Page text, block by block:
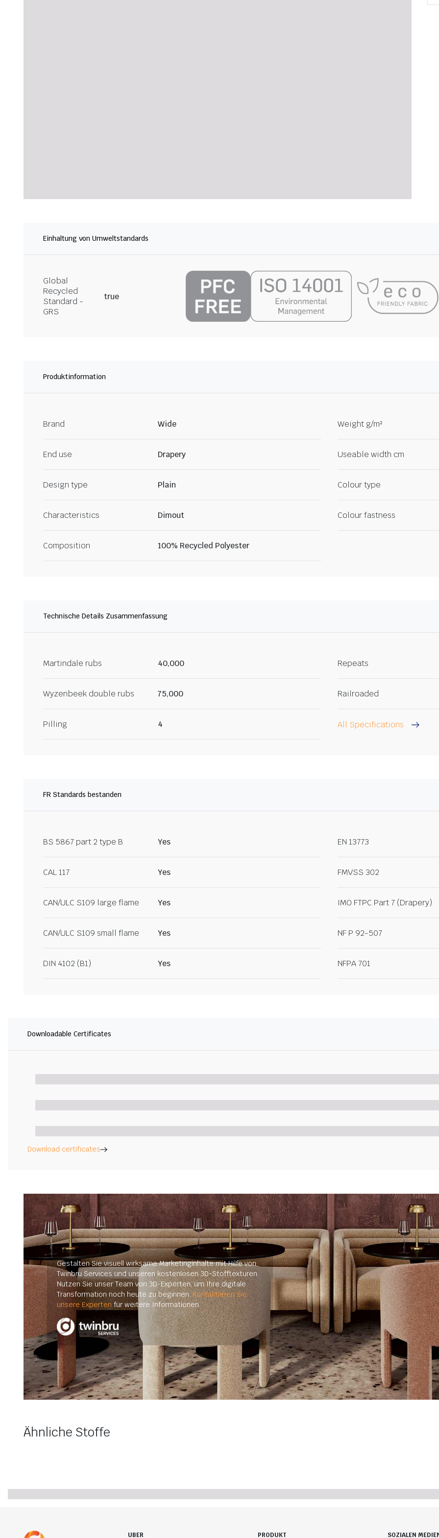
Einhaltung von Umweltstandards
Global
Recycled
Standard -
GRS
true
Produktinformation
Brand Wide Weight g/m²
End use Drapery Useable width cm
Design type Plain Colour type
Characteristics Dimout Colour fastness
Composition 100% Recycled Polyester
Technische Details Zusammenfassung
Martindale rubs 40,000 Repeats
Wyzenbeek double rubs 75,000 Railroaded
Pilling 4 All Specifications
FR Standards bestanden
BS 5867 part 2 type B Yes EN 13773
CAL 117 Yes FMVSS 302
CAN/ULC S109 large flame Yes IMO FTPC Part 7 (Drapery)
CAN/ULC S109 small flame Yes NF P 92-507
DIN 4102 (B1) Yes NFPA 701
Downloadable Certificates
Download certificates
Gestalten Sie visuell wirksame Marketinginhalte mit Hilfe von
Twinbru Services und unseren kostenlosen 3D-Stofftexturen.
Nutzen Sie unser Team von 3D-Experten, um Ihre digitale
Transformation noch heute zu beginnen.Kontaktieren Sie
unsere Expertenfür weitere Informationen.
Ähnliche Stoffe
UBER PRODUKT SOZIALEN